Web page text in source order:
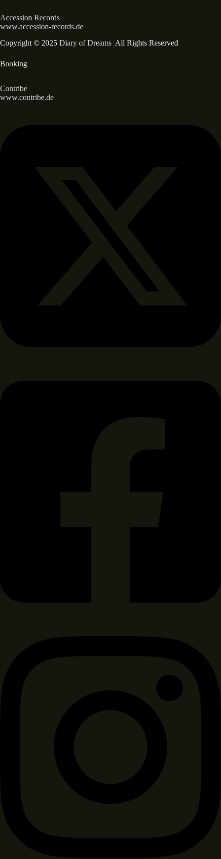
Accession Records
www.accession-records.de
Copyright © 2025 Diary of Dreams All Rights Reserved
Booking
Contribe
www.contribe.de